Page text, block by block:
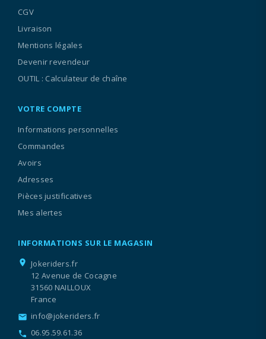
CGV
Livraison
Mentions légales
Devenir revendeur
OUTIL : Calculateur de chaîne
VOTRE COMPTE
Informations personnelles
Commandes
Avoirs
Adresses
Pièces justificatives
Mes alertes
INFORMATIONS SUR LE MAGASIN
location_on
Jokeriders.fr
12 Avenue de Cocagne
31560 NAILLOUX
France
email info@jokeriders.fr
call 06.95.59.61.36